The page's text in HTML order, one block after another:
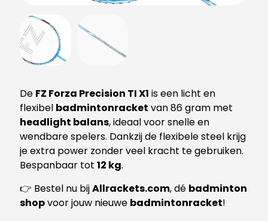
De FZ Forza Precision TI X1 is een licht en
flexibel badmintonracket van 86 gram met
headlight balans, ideaal voor snelle en
wendbare spelers. Dankzij de flexibele steel krijg
je extra power zonder veel kracht te gebruiken.
Bespanbaar tot 12 kg.
👉 Bestel nu bijAllrackets.com, dé badminton
shopvoor jouw nieuwe badmintonracket!